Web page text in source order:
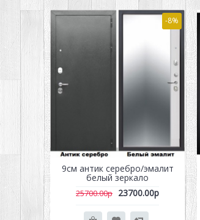
-8%
9см антик серебро/эмалит
белый зеркало
25700.00р 23700.00р